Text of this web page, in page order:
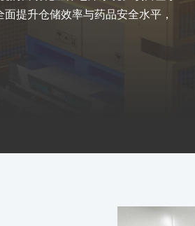
提升仓储效率与药品安全水平，